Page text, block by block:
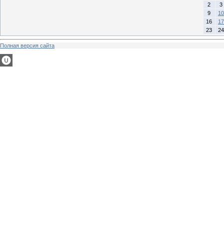
2
3
9
10
16
17
23
24
Полная версия сайта